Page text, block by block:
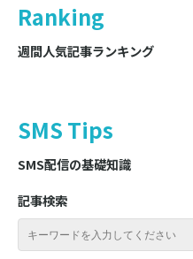
Ranking
週間人気記事ランキング
SMS Tips
SMS配信の基礎知識
記事検索